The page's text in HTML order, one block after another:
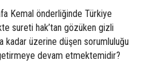
Kemal önderliğinde Türkiye
sureti hak’tan gözüken gizli
kadar üzerine düşen sorumluluğu
devam etmektemidir?